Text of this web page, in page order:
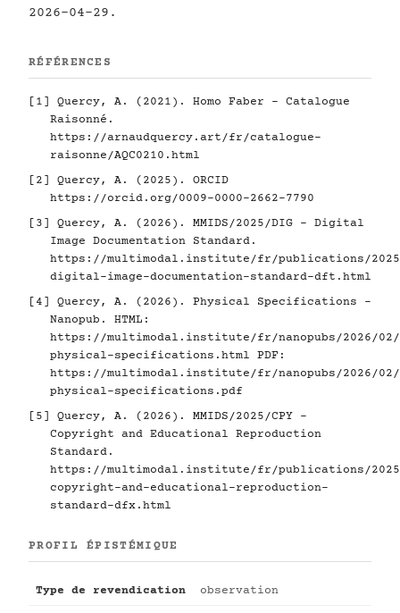
2026-04-29.
RÉFÉRENCES
[1]
Quercy, A. (2021). Homo Faber - Catalogue
Raisonné.
https://arnaudquercy.art/fr/catalogue-
raisonne/AQC0210.html
[2]
Quercy, A. (2025). ORCID
https://orcid.org/0009-0000-2662-7790
[3]
Quercy, A. (2026). MMIDS/2025/DIG - Digital
Image Documentation Standard.
https://multimodal.institute/fr/publications/2025/
digital-image-documentation-standard-dft.html
[4]
Quercy, A. (2026). Physical Specifications -
Nanopub. HTML:
https://multimodal.institute/fr/nanopubs/2026/02/
physical-specifications.html PDF:
https://multimodal.institute/fr/nanopubs/2026/02/
physical-specifications.pdf
[5]
Quercy, A. (2026). MMIDS/2025/CPY -
Copyright and Educational Reproduction
Standard.
https://multimodal.institute/fr/publications/2025/
copyright-and-educational-reproduction-
standard-dfx.html
PROFIL ÉPISTÉMIQUE
Type de revendication observation